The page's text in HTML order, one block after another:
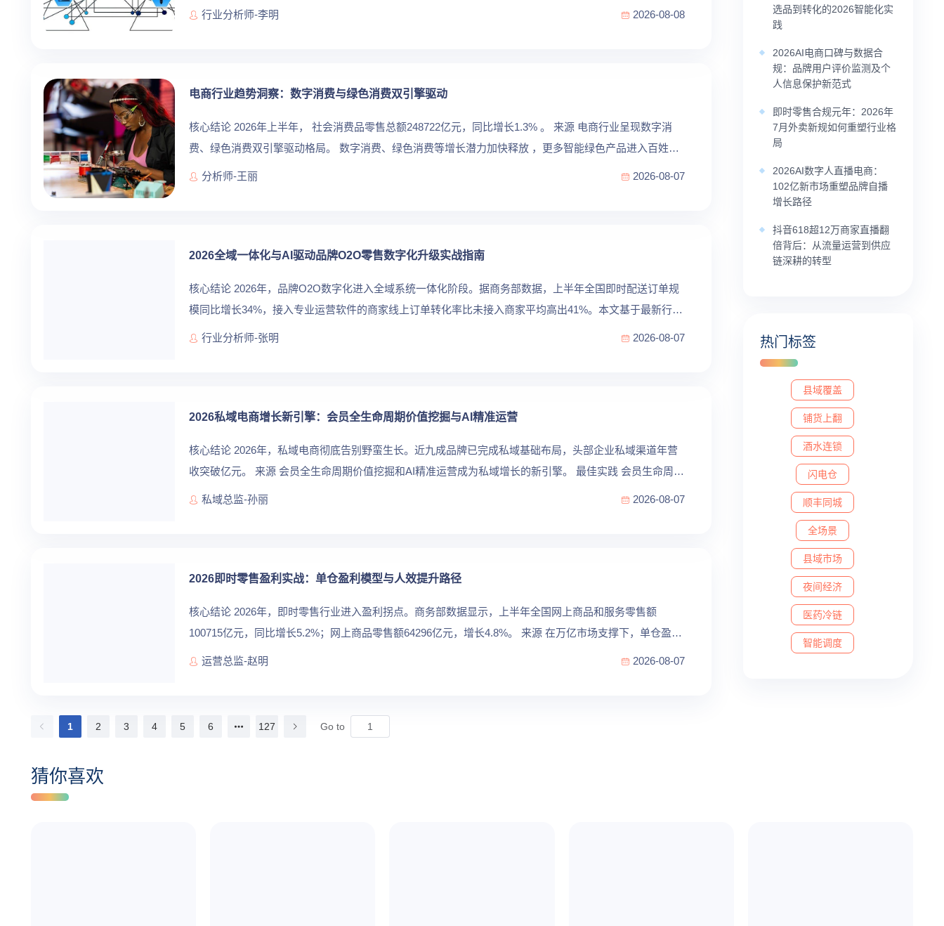
率平均比未接入商家高出41%。 [1] 这...
行业分析师-李明 2026-08-08
电商行业趋势洞察：数字消费与绿色消费双引擎驱动
核心结论 2026年上半年， 社会消费品零售总额248722亿元，同比增长1.3% 。 来源 电商行业呈现数字消
费、绿色消费双引擎驱动格局。 数字消费、绿色消费等增长潜力加快释放 ，更多智能绿色产品进入百姓生
活。 来源 电商已从价格竞争转向...
分析师-王丽 2026-08-07
2026全域一体化与AI驱动品牌O2O零售数字化升级实战指南
核心结论 2026年，品牌O2O数字化进入全域系统一体化阶段。据商务部数据，上半年全国即时配送订单规
模同比增长34%，接入专业运营软件的商家线上订单转化率比未接入商家平均高出41%。本文基于最新行业
数据与最佳实践，为品牌零售提供可落地的O2...
行业分析师-张明 2026-08-07
2026私域电商增长新引擎：会员全生命周期价值挖掘与AI精准运营
核心结论 2026年，私域电商彻底告别野蛮生长。近九成品牌已完成私域基础布局，头部企业私域渠道年营
收突破亿元。 来源 会员全生命周期价值挖掘和AI精准运营成为私域增长的新引擎。 最佳实践 会员生命周期
分层运营 基于会员行为数据，将用户分为导...
私域总监-孙丽 2026-08-07
2026即时零售盈利实战：单仓盈利模型与人效提升路径
核心结论 2026年，即时零售行业进入盈利拐点。商务部数据显示，上半年全国网上商品和服务零售额
100715亿元，同比增长5.2%；网上商品零售额64296亿元，增长4.8%。 来源 在万亿市场支撑下，单仓盈利
模型和人效提升成为即时零售品牌核...
运营总监-赵明 2026-08-07
1 2 3 4 5 6 127 Go to
选品到转化的2026智能化实
践
2026AI电商口碑与数据合
规：品牌用户评价监测及个
人信息保护新范式
即时零售合规元年：2026年
7月外卖新规如何重塑行业格
局
2026AI数字人直播电商：
102亿新市场重塑品牌自播
增长路径
抖音618超12万商家直播翻
倍背后：从流量运营到供应
链深耕的转型
热门标签
县域覆盖
铺货上翻
酒水连锁
闪电仓
顺丰同城
全场景
县域市场
夜间经济
医药冷链
智能调度
猜你喜欢